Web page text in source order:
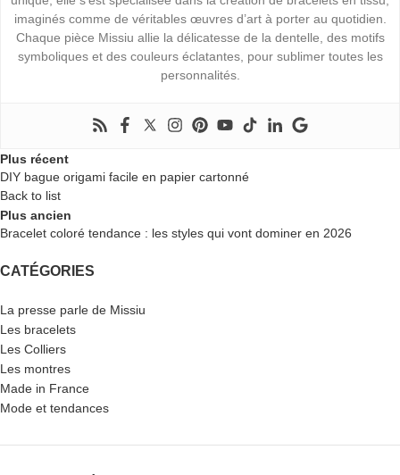
imaginés comme de véritables œuvres d’art à porter au quotidien.
Chaque pièce Missiu allie la délicatesse de la dentelle, des motifs
symboliques et des couleurs éclatantes, pour sublimer toutes les
personnalités.
Plus récent
DIY bague origami facile en papier cartonné
Back to list
Plus ancien
Bracelet coloré tendance : les styles qui vont dominer en 2026
CATÉGORIES
La presse parle de Missiu
Les bracelets
Les Colliers
Les montres
Made in France
Mode et tendances